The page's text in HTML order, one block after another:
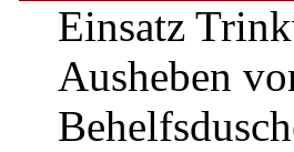
Einsatz
Ausheben